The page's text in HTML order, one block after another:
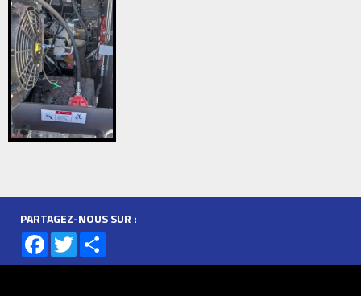
PARTAGEZ-NOUS SUR :
Facebook
Twitter